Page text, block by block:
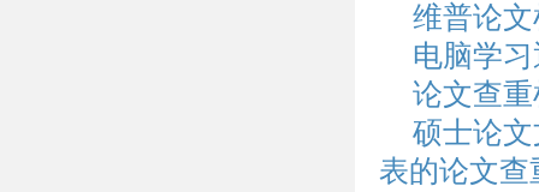
维普论
电脑学
论文查
硕士论
表的论文查